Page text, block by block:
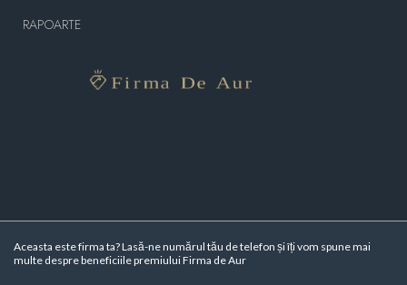
Aceasta este firma ta? Lasă-ne numărul tău de telefon și îți vom spune mai
multe despre beneficiile premiului Firma de Aur
RAPOARTE